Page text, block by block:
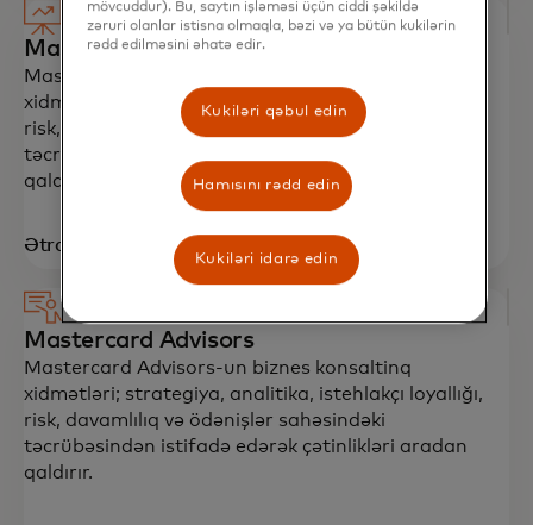
Masercard Advisors
Mastercard Advisors-un biznes konsaltinq
xidmətləri; strategiya, analitika, istehlakçı loyallığı,
risk, davamlılıq və ödənişlər sahəsindəki
təcrübəsindən istifadə edərək çətinlikləri aradan
qaldırır.​
Ətraflı öyrən
Mastercard Advisors
Mastercard Advisors-un biznes konsaltinq
xidmətləri; strategiya, analitika, istehlakçı loyallığı,
risk, davamlılıq və ödənişlər sahəsindəki
təcrübəsindən istifadə edərək çətinlikləri aradan
qaldırır.​
mövcuddur). Bu, saytın işləməsi üçün ciddi şəkildə
zəruri olanlar istisna olmaqla, bəzi və ya bütün kukilərin
rədd edilməsini əhatə edir.
Kukiləri qəbul edin
Hamısını rədd edin
Kukiləri idarə edin